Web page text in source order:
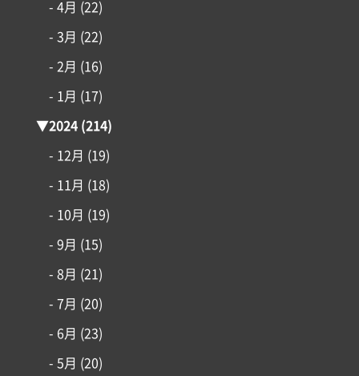
- 4月 (22)
- 3月 (22)
- 2月 (16)
- 1月 (17)
▼2024(214)
- 12月 (19)
- 11月 (18)
- 10月 (19)
- 9月 (15)
- 8月 (21)
- 7月 (20)
- 6月 (23)
- 5月 (20)